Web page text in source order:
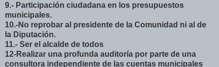
9.- Participación ciudadana en los presupuestos
municipales.
10.-No reprobar al presidente de la Comunidad ni al de
la Diputación.
11.- Ser el alcalde de todos
12-Realizar una profunda auditoría por parte de una
consultora independiente de las cuentas municipales